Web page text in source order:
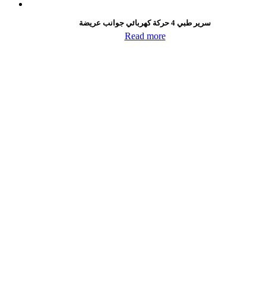
سرير طبي 4 حركة كهربائي جوانب عريضة
Read more